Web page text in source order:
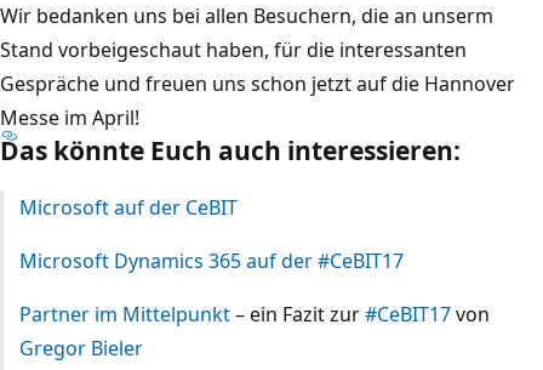
Wir bedanken uns bei allen Besuchern, die an unserm
Stand vorbeigeschaut haben, für die interessanten
Gespräche und freuen uns schon jetzt auf die Hannover
Messe im April!
Das könnte Euch auch interessieren:
Microsoft auf der CeBIT
Microsoft Dynamics 365 auf der #CeBIT17
Partner im Mittelpunkt– ein Fazit zur#CeBIT17von
Gregor Bieler